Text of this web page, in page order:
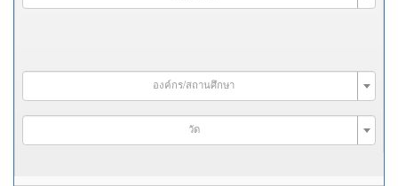
องค์กร/สถานศึกษา
วัด